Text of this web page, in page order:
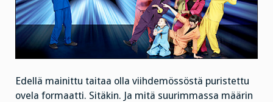
Edellä mainittu taitaa olla viihdemössöstä puristettu
ovela formaatti. Sitäkin. Ja mitä suurimmassa määrin